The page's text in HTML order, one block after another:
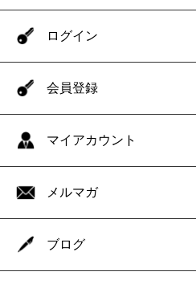
ログイン
会員登録
マイアカウント
メルマガ
ブログ